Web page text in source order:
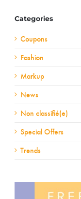
Categories
Coupons
Fashion
Markup
News
Non classifié(e)
Special Offers
Trends